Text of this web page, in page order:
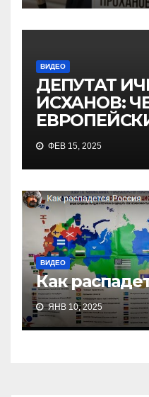
ВИДЕО
ДЕПУТАТ
ИСХАНОВ:
ФЕВ 15, 2025
ВИДЕО
Как
ЯНВ 10, 2025